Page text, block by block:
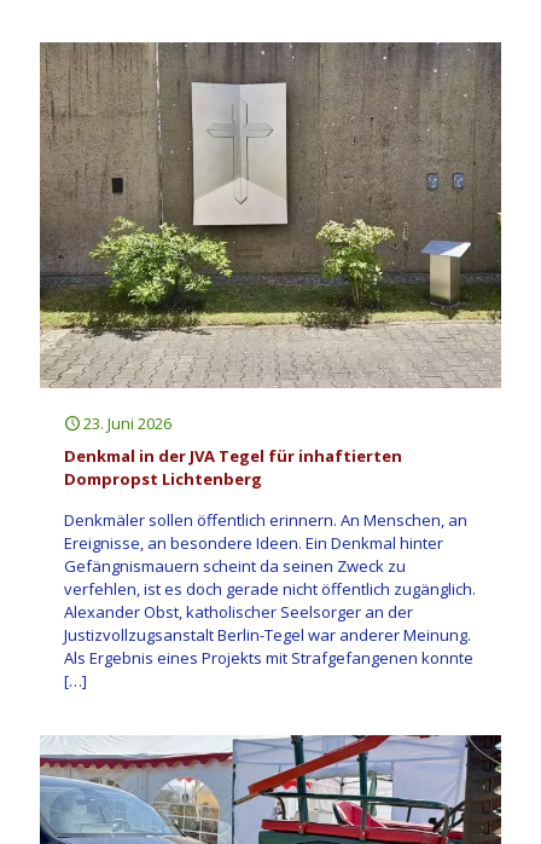
23. Juni 2026
Denkmal in der JVA Tegel für inhaftierten
Dompropst Lichtenberg
Denkmäler sollen öffentlich erinnern. An Menschen, an
Ereignisse, an besondere Ideen. Ein Denkmal hinter
Gefängnismauern scheint da seinen Zweck zu
verfehlen, ist es doch gerade nicht öffentlich zugänglich.
Alexander Obst, katholischer Seelsorger an der
Justizvollzugsanstalt Berlin-Tegel war anderer Meinung.
Als Ergebnis eines Projekts mit Strafgefangenen konnte
[…]